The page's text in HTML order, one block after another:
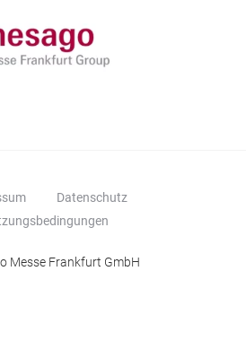
Datenschutz
Messe Frankfurt GmbH